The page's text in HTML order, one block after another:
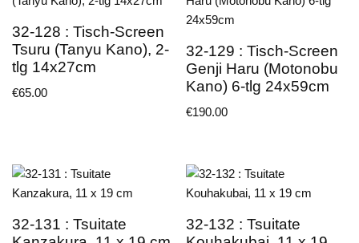
32-128 : Tisch-Screen
Tsuru (Tanyu Kano), 2-
tlg 14x27cm
€65.00
32-129 : Tisch-Screen
Genji Haru (Motonobu
Kano) 6-tlg 24x59cm
€190.00
32-131 : Tsuitate
32-132 : Tsuitate